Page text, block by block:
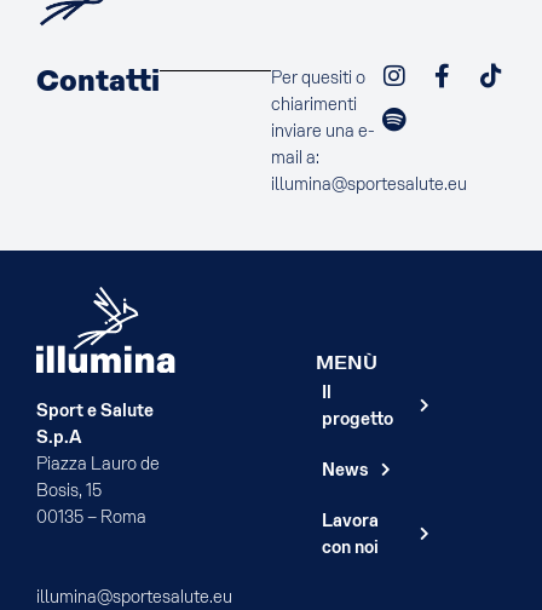
Contatti
Per quesiti o
chiarimenti
inviare una e-
mail a:
illumina@sportesalute.eu
Sport e Salute
S.p.A
Piazza Lauro de
Bosis, 15
00135 – Roma
illumina@sportesalute.eu
MENÙ
progetto
News
Lavora
con noi